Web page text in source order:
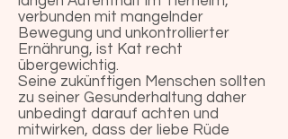
verbunden mit mangelnder
Bewegung und unkontrollierter
Ernährung, ist Kat recht
übergewichtig.
Seine zukünftigen Menschen sollten
zu seiner Gesunderhaltung daher
unbedingt darauf achten und
mitwirken, dass der liebe Rüde